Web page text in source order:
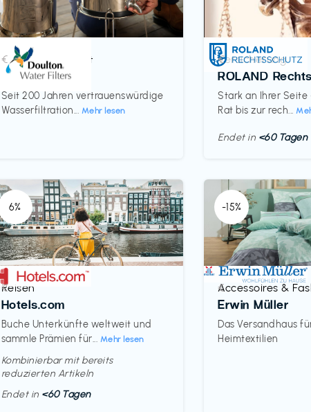
Küche & Haushalt
Doulton
Seit 200 Jahren vertrauenswürdige
Wasserfiltration... Mehr lesen
€‎ Versicherung
ROLAND
Stark an Ihrer Seite
Rat bis zur rech...
€‎
Endet in <60 Tagen
6%
Reisen
Hotels.com
Buche Unterkünfte weltweit und
sammle Prämien für... Mehr lesen
€‎
Kombinierbar mit bereits
reduzierten Artikeln
Endet in <60 Tagen
-15%
Accessoires &
Erwin Müller
Das Versandhaus
Heimtextilien
€‎